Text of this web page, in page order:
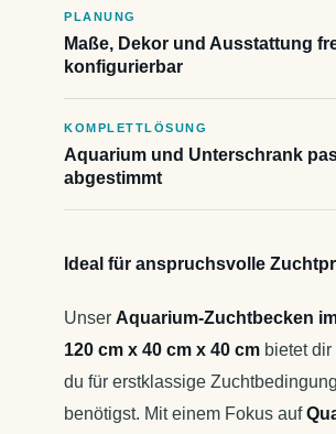
PLANUNG
Maße, Dekor und Ausstattung
konfigurierbar
KOMPLETTLÖSUNG
Aquarium und Unterschrank
abgestimmt
Ideal für anspruchsvolle
Unser Aquarium-Zuchtbecken
120 cm x 40 cm x 40 cm bietet
du für erstklassige
benötigst. Mit einem Fokus auf